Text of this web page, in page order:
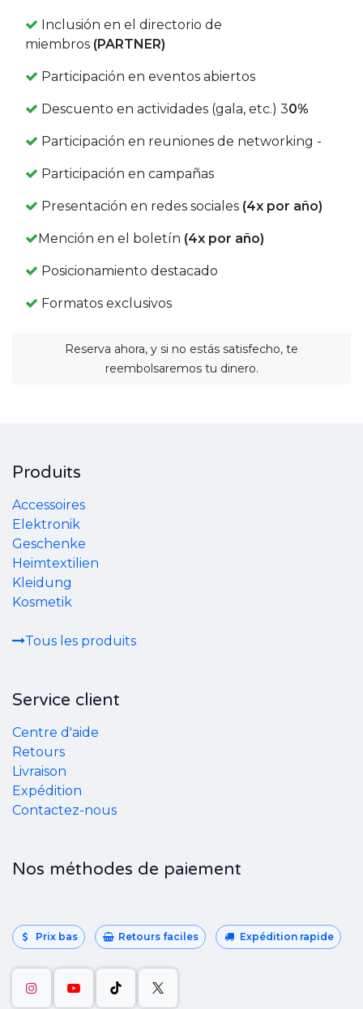
Inclusión en el directorio de
miembros (PARTNER)
Participación en eventos abiertos
Descuento en actividades (gala, etc.) 30%
Participación en reuniones de networking -
Participación en campañas
Presentación en redes sociales (4x por año)
Mención en el boletín (4x por año)
Posicionamiento destacado
Formatos exclusivos
Reserva ahora, y si no estás satisfecho, te
reembolsaremos tu dinero.
Produits
Accessoires
Elektronik
Geschenke
Heimtextilien
Kleidung
Kosmetik
Tous les produits
Service client
Centre d'aide
Retours
Livraison
Expédition
Contactez-nous
Nos méthodes de paiement
Prix bas Retours faciles Expédition rapide